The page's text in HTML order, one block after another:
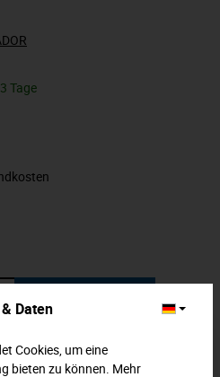
Tage
Daten
Cookies, um eine
bieten zu können. Mehr